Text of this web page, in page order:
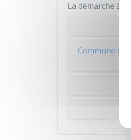
La démarche à
Commune de